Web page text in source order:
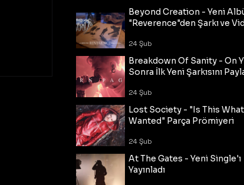
Beyond Creation - Yeni
"Reverence"den Şarkı ve
24 Şub
Breakdown Of Sanity - On
Sonra İlk Yeni Şarkısını
24 Şub
Lost Society - "Is This
Wanted" Parça Prömiyeri
24 Şub
At The Gates - Yeni Single'ı
Yayınladı